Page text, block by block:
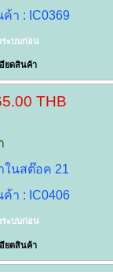
า : IC0369
ระบบก่อน
ยดสินค้า
THB
ในสต๊อค 21
า : IC0406
ระบบก่อน
ยดสินค้า